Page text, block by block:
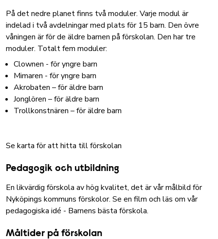
På det nedre planet finns två moduler. Varje modul är
indelad i två avdelningar med plats för 15 barn. Den övre
våningen är för de äldre barnen på förskolan. Den har tre
moduler. Totalt fem moduler:
Clownen - för yngre barn
Mimaren - för yngre barn
Akrobaten – för äldre barn
Jonglören – för äldre barn
Trollkonstnären – för äldre barn
Se karta för att hitta till förskolan
Pedagogik och utbildning
En likvärdig förskola av hög kvalitet, det är vår målbild för
Nyköpings kommuns förskolor. Se en film och läs om vår
pedagogiska idé - Barnens bästa förskola.
Måltider på förskolan